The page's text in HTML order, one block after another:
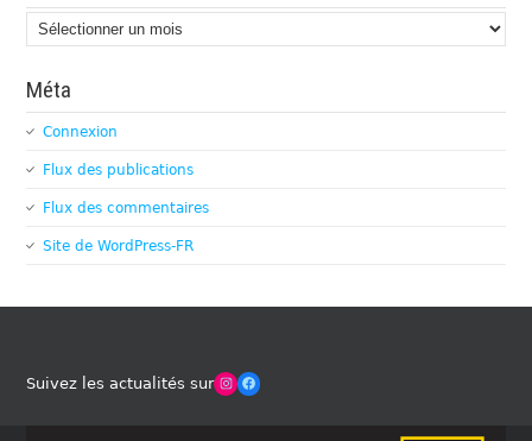
Archives
Méta
Connexion
Flux des publications
Flux des commentaires
Site de WordPress-FR
Suivez les actualités surWinches Club OfficielFacebook